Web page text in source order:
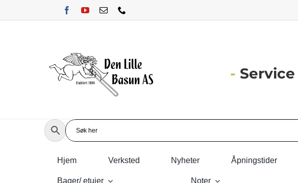
to
- Service
Hjem Verksted Nyheter Åpningstider
Bager/ etuier Noter